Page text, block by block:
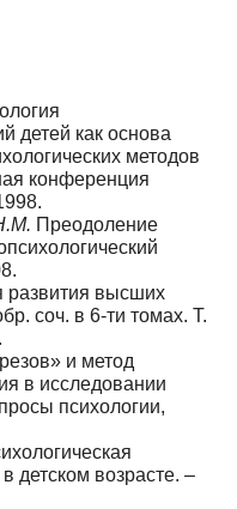
детей как основа
методов
конференция
Преодоление
развития высших
соч. в 6-ти томах. Т.
и метод
в исследовании
психологии,
детском возрасте. –